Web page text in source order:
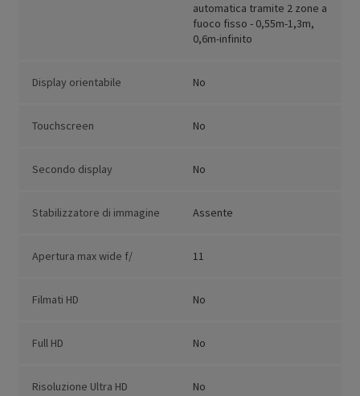
automatica tramite 2 zone a
fuoco fisso - 0,55m-1,3m,
0,6m-infinito
Display orientabile No
Touchscreen No
Secondo display No
Stabilizzatore di immagine Assente
Apertura max wide f/ 11
Filmati HD No
Full HD No
Risoluzione Ultra HD No